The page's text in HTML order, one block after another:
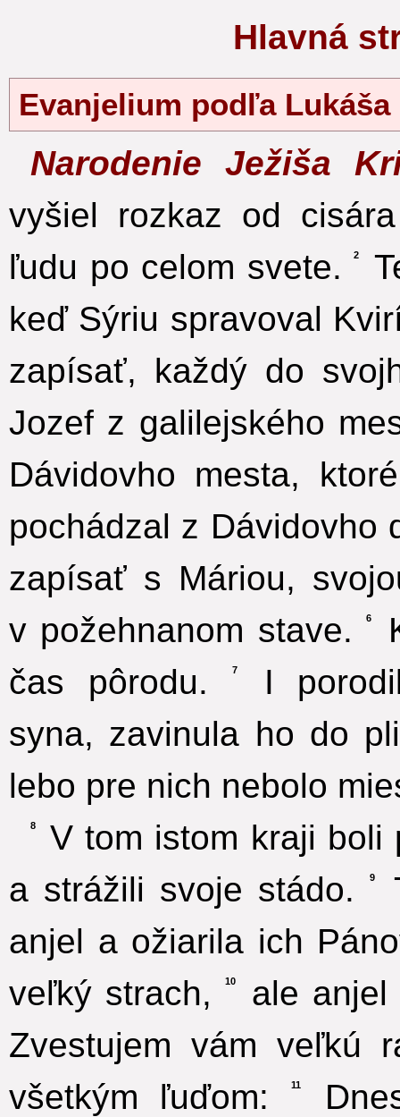
Hlavná
Evanjelium podľa
Narodenie Ježiša
vyšiel rozkaz od
ľudu po celom svete.
2
keď Sýriu spravoval
zapísať, každý do
Jozef z galilejského
Dávidovho mesta,
pochádzal z Dávidovho
zapísať s Máriou,
v požehnanom stave.
6
čas pôrodu.
7
I
syna, zavinula ho do
lebo pre nich nebolo
8
V tom istom kraji boli
a strážili svoje stádo.
9
anjel a ožiarila ich
veľký strach,
10
ale anjel
Zvestujem vám veľkú
všetkým ľuďom:
11